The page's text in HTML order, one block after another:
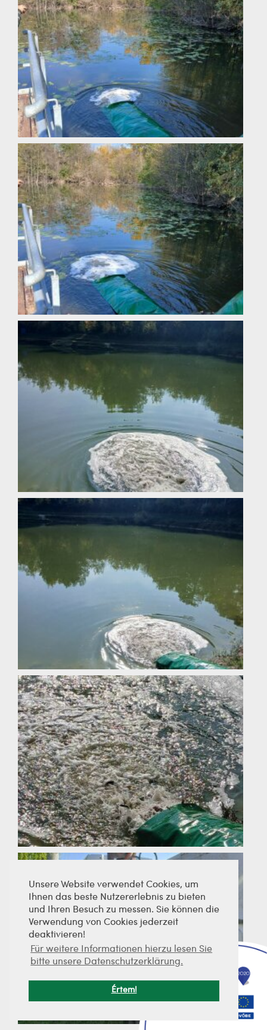
Unsere Website verwendet Cookies, um
Ihnen das beste Nutzererlebnis zu bieten
und Ihren Besuch zu messen. Sie können die
Verwendung von Cookies jederzeit
deaktivieren!
Für weitere Informationen hierzu lesen Sie
bitte unsere Datenschutzerklärung.
Értem!